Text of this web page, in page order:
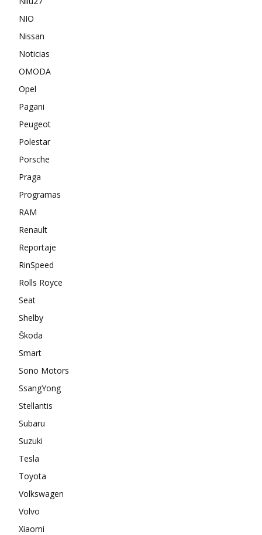
NIO
Nissan
Noticias
OMODA
Opel
Pagani
Peugeot
Polestar
Porsche
Praga
Programas
RAM
Renault
Reportaje
RinSpeed
Rolls Royce
Seat
Shelby
Škoda
Smart
Sono Motors
SsangYong
Stellantis
Subaru
Suzuki
Tesla
Toyota
Volkswagen
Volvo
Xiaomi